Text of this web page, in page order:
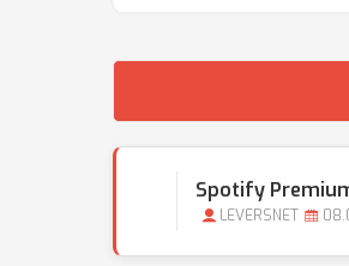
Spotify
LEVERSNET